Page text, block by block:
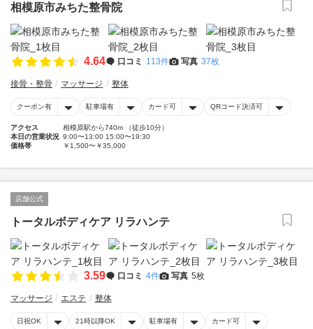
相模原市みちた整骨院
4.64 口コミ 113件 写真 37枚
接骨・整骨 マッサージ 整体
クーポン有 駐車場有 カード可 QRコード決済可
アクセス
相模原駅から740m （徒歩10分）
本日の営業状況 9:00〜13:00 15:00〜19:30
価格帯
￥1,500〜￥35,000
店舗公式
トータルボディケア リラハンテ
3.59 口コミ 4件 写真 5枚
マッサージ エステ 整体
日祝OK 21時以降OK 駐車場有 カード可